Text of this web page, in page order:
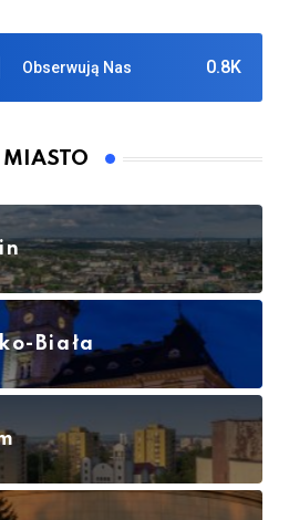
0.8K
Obserwują Nas
MIASTO
Biała